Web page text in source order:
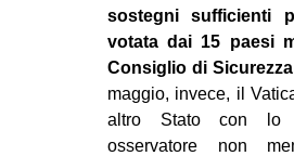
sostegni sufficienti
votata dai 15 paesi
Consiglio di
maggio, invece, il
altro Stato con lo
osservatore non